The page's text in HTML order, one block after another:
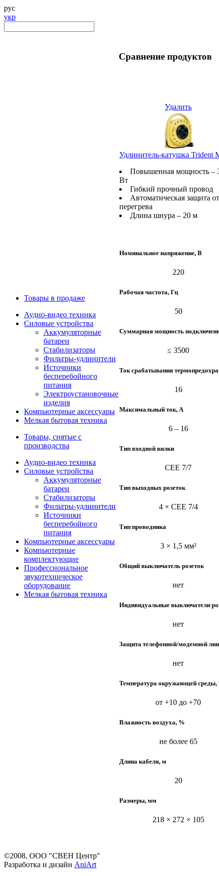
рус
укр
Товары в продаже
Аудио-видео техника
Силовые устройства
Аккумуляторные
батареи
Стабилизаторы
Фильтры-удлинители
Источники
бесперебойного
питания
Электроустановочные
изделия
Компьютерные аксессуары
Мелкая бытовая техника
Товары, снятые с
производства
Аудио-видео техника
Силовые устройства
Аккумуляторные
батареи
Стабилизаторы
Фильтры-удлинители
Источники
бесперебойного
питания
Компьютерные аксессуары
Компьютерные
комплектующие
Профессиональное
звукотехническое
оборудование
Мелкая бытовая техника
Сравнение продуктов
Удалить
Удлинитель-катушка Trident
Повышенная мощность –
Вт
Гибкий прочный провод
Автоматическая защита от
перегрева
Длина шнура – 20 м
Номинальное напряжение, В
220
Рабочая частота, Гц
50
Суммарная мощность
≤ 3500
Ток срабатывания
16
Максимальный ток, А
6 – 16
Тип входной вилки
CEE 7/7
Тип выходных розеток
4 × CEE 7/4
Тип проводника
3 × 1,5 мм²
Общий выключатель розеток
нет
Индивидуальные выключатели
нет
Защита телефонной/модемной
нет
Температура окружающей среды,
от +10 до +70
Влажность воздуха, %
не более 65
Длина кабеля, м
20
Размеры, мм
218 × 272 × 105
©2008, ООО "СВЕН Центр"
Разработка и дизайн AniArt